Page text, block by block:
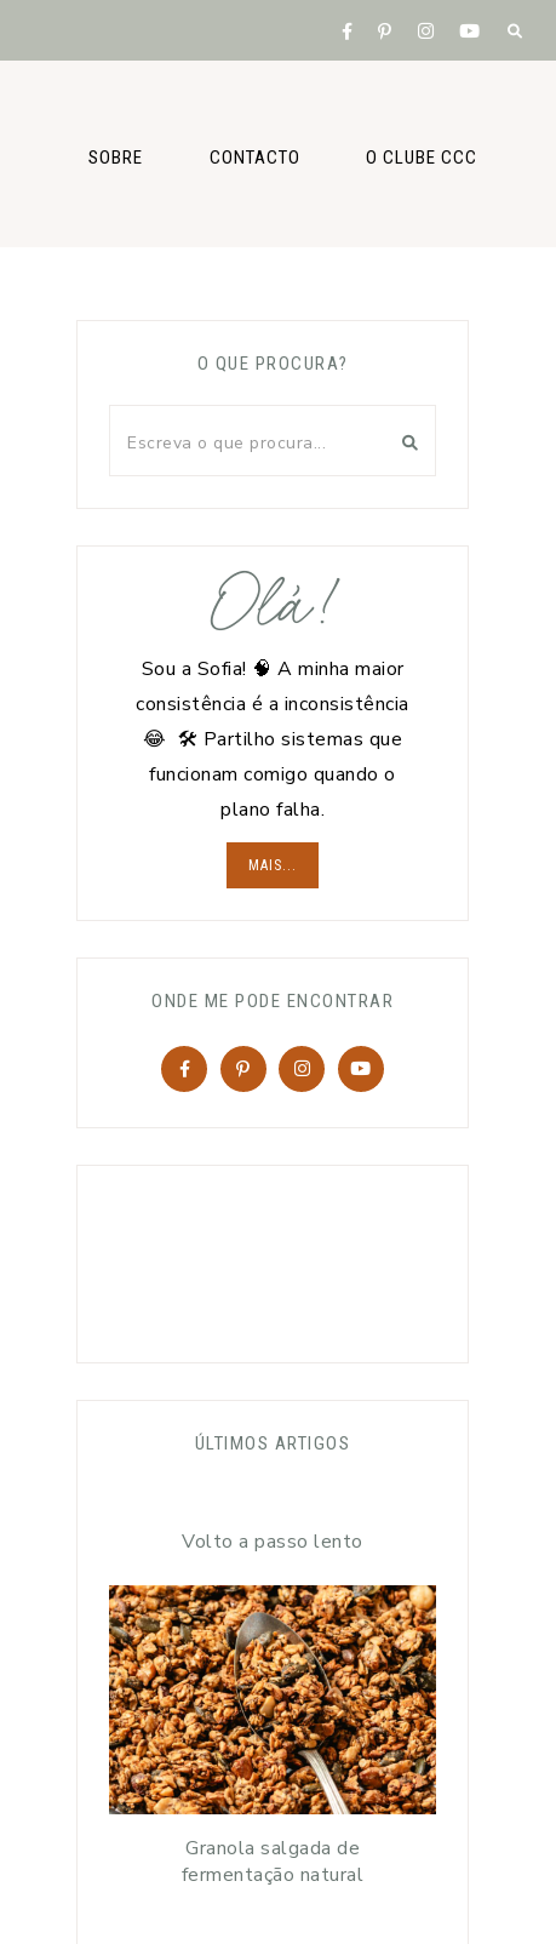
SOBRE CONTACTO O CLUBE CCC
O QUE PROCURA?
Olá!
Sou a Sofia! 🧠 A minha maior
consistência é a inconsistência
😂 🛠️ Partilho sistemas que
funcionam comigo quando o
plano falha.
MAIS...
ONDE ME PODE ENCONTRAR
ÚLTIMOS ARTIGOS
Volto a passo lento
Granola salgada de
fermentação natural